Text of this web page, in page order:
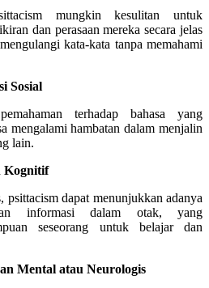
mungkin kesulitan untuk
dan perasaan mereka secara jelas
kata-kata tanpa memahami
Sosial
terhadap bahasa yang
mengalami hambatan dalam menjalin
lain.
Kognitif
psittacism dapat menunjukkan adanya
informasi dalam otak, yang
seseorang untuk belajar dan
Mental atau Neurologis